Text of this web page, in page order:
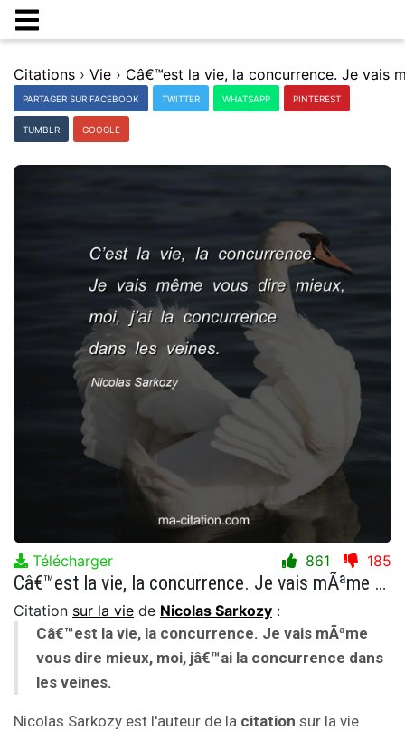
Citations › Vie ›
PARTAGER SUR FACEBOOK TWITTER WHATSAPP PINTEREST
TUMBLR GOOGLE
Télécharger 861 185
Câ€™est la vie, la concurrence. Je vais mÃªme vous dire mieux, moi, jâ€™ai la concurrence dans les veines.
Citation sur la vie de Nicolas Sarkozy :
Câ€™est la vie, la concurrence. Je vais mÃªme
vous dire mieux, moi, jâ€™ai la concurrence dans
les veines.
Nicolas Sarkozy est l'auteur de la citation sur la vie